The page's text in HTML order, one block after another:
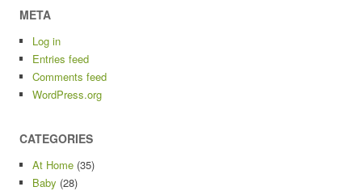
META
Log in
Entries feed
Comments feed
WordPress.org
CATEGORIES
At Home (35)
Baby (28)